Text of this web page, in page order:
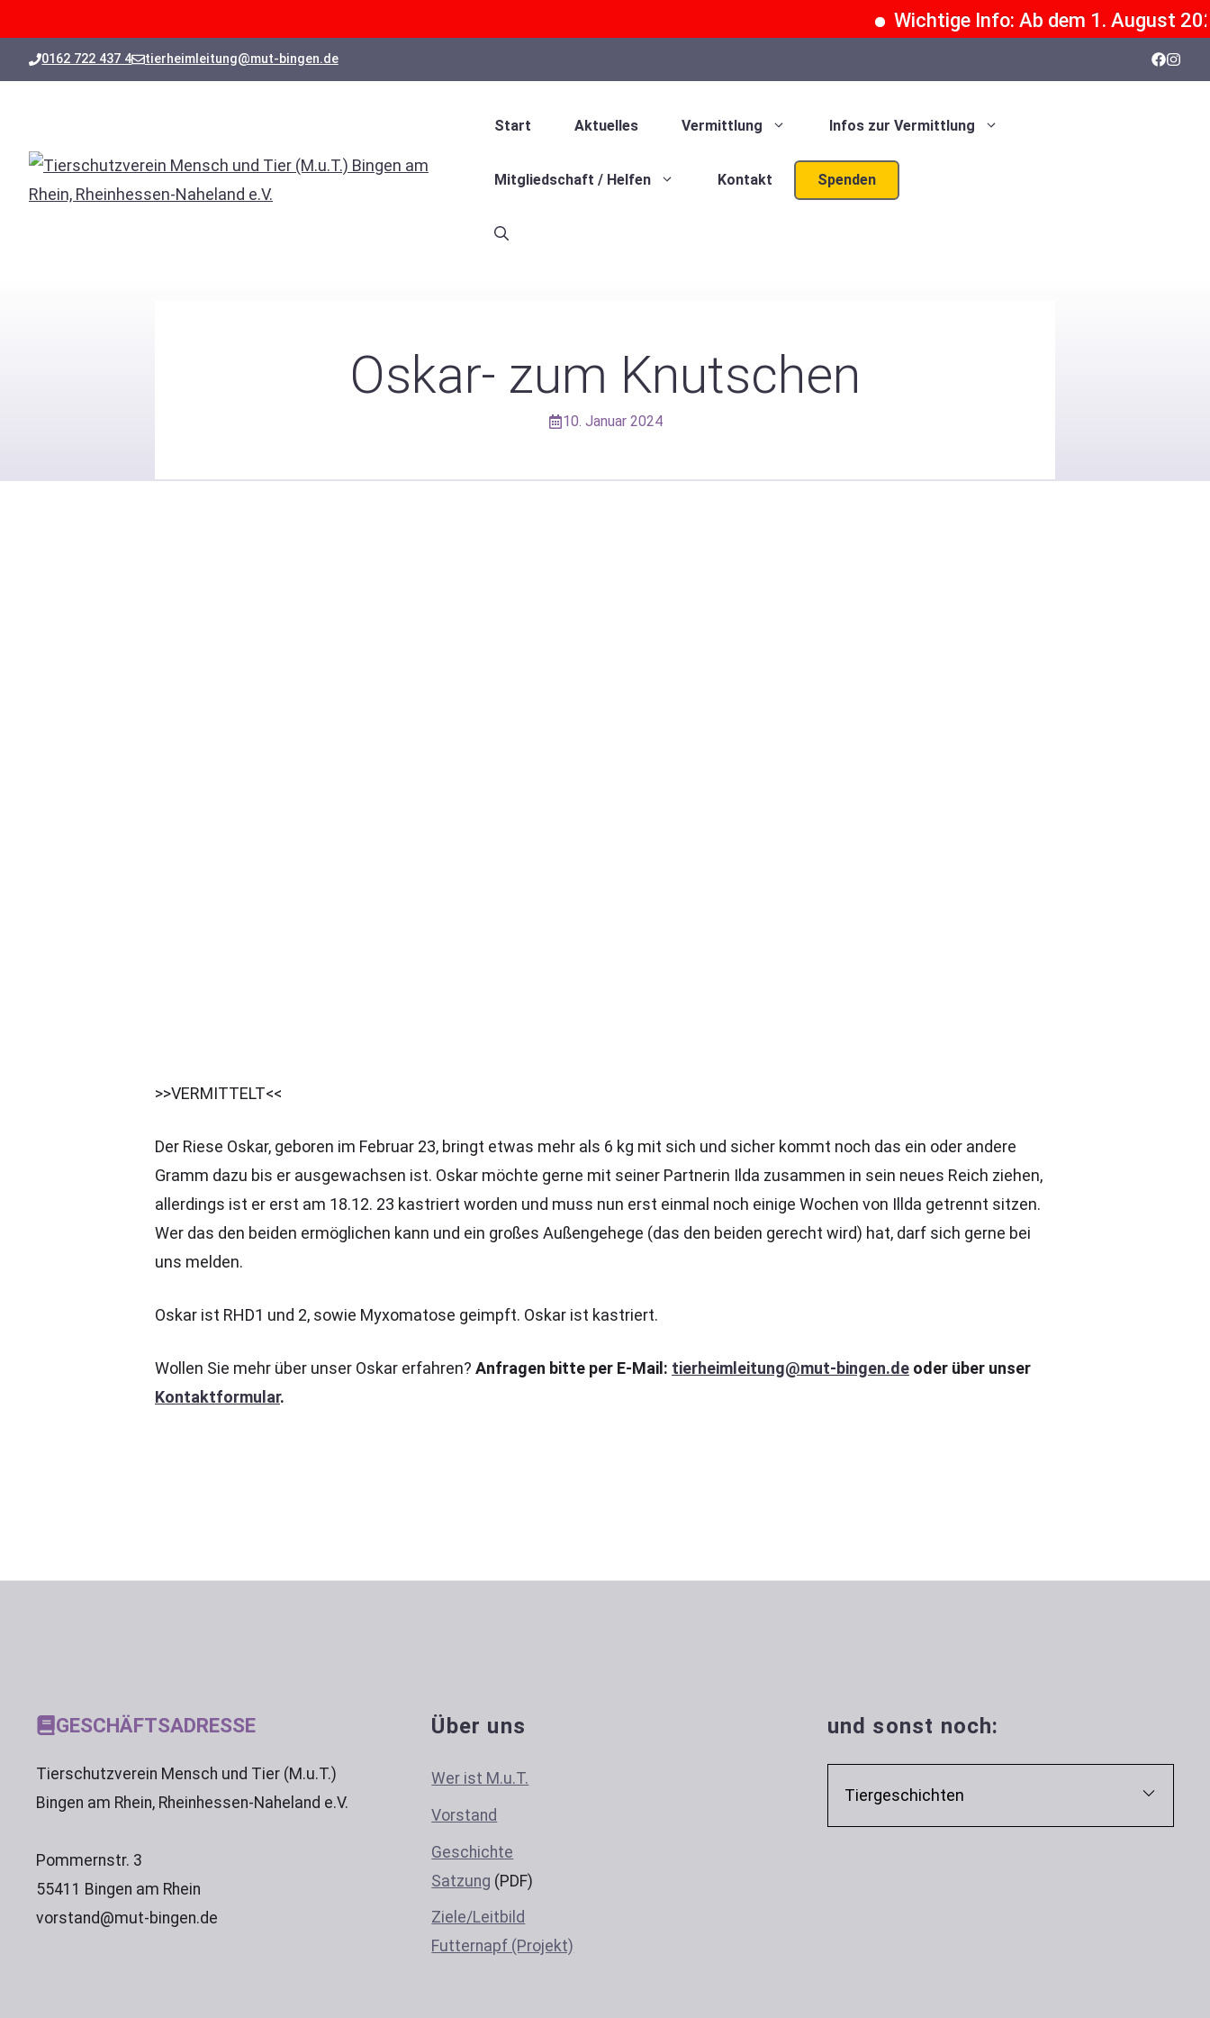
Wichtige Info: Ab dem 1. August
Inhalt
0162 722 437 4 tierheimleitung@mut-bingen.de
Start Aktuelles Vermittlung Infos zur Vermittlung
Mitgliedschaft / Helfen Kontakt Spenden
Oskar- zum Knutschen
10. Januar 2024
>>VERMITTELT<<
Der Riese Oskar, geboren im Februar 23, bringt etwas mehr als 6 kg mit sich und sicher kommt noch das ein oder andere
Gramm dazu bis er ausgewachsen ist. Oskar möchte gerne mit seiner Partnerin Ilda zusammen in sein neues Reich ziehen,
allerdings ist er erst am 18.12. 23 kastriert worden und muss nun erst einmal noch einige Wochen von Illda getrennt sitzen.
Wer das den beiden ermöglichen kann und ein großes Außengehege (das den beiden gerecht wird) hat, darf sich gerne bei
uns melden.
Oskar ist RHD1 und 2, sowie Myxomatose geimpft. Oskar ist kastriert.
Wollen Sie mehr über unser Oskar erfahren? Anfragen bitte per E-Mail: tierheimleitung@mut-bingen.de oder über unser
Kontaktformular.
GESCHÄFTSADRESSE
Tierschutzverein Mensch und Tier (M.u.T.)
Bingen am Rhein, Rheinhessen-Naheland e.V.
Pommernstr. 3
55411 Bingen am Rhein
vorstand@mut-bingen.de
Über uns
Wer ist M.u.T.
Vorstand
Geschichte
Satzung (PDF)
Ziele/Leitbild
Futternapf (Projekt)
und sonst noch:
Tiergeschichten